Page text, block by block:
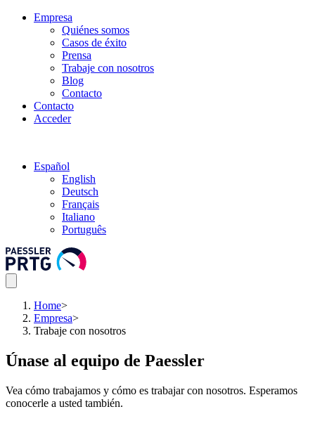
Empresa
Quiénes somos
Casos de éxito
Prensa
Trabaje con nosotros
Blog
Contacto
Contacto
Acceder
Español
English
Deutsch
Français
Italiano
Português
Home>
Empresa>
Trabaje con nosotros
Únase al equipo de Paessler
Vea cómo trabajamos y cómo es trabajar con nosotros. Esperamos
conocerle a usted también.